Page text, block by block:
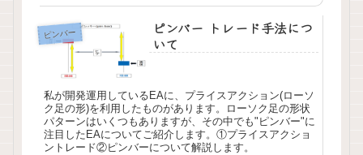
ピンバー
ピンバー トレード手法につ
いて
私が開発運用しているEAに、プライスアクション(ローソ
ク足の形)を利用したものがあります。ローソク足の形状
パターンはいくつもありますが、その中でも"ピンバー"に
注目したEAについてご紹介します。①プライスアクショ
ントレード②ピンバーについて解説します。